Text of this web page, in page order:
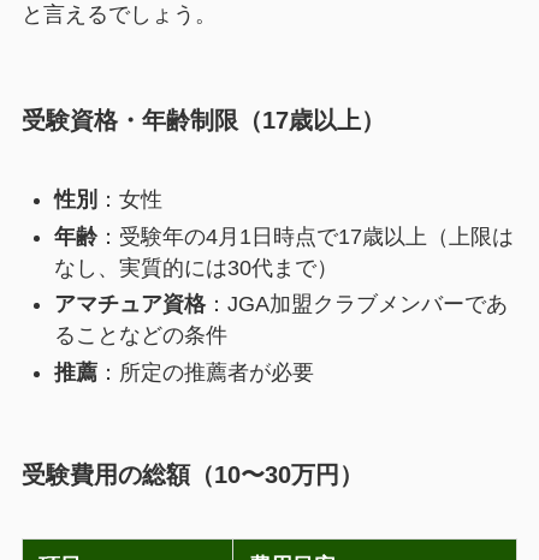
と言えるでしょう。
受験資格・年齢制限（17歳以上）
性別 ：女性
年齢：受験年の4月1日時点で17歳以上（上限は
なし、実質的には30代まで）
アマチュア資格：JGA加盟クラブメンバーであ
ることなどの条件
推薦：所定の推薦者が必要
受験費用の総額（10〜30万円）